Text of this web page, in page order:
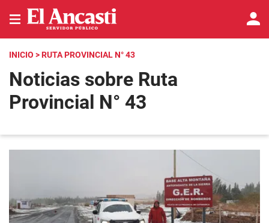
INICIO > RUTA PROVINCIAL N° 43
Noticias sobre Ruta
Provincial N° 43